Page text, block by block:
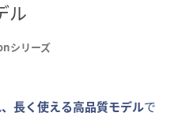
ル
シリーズ
長く使える高品質モデルで